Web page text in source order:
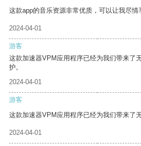
这款app的音乐资源非常优质，可以让我尽情
2024-04-01
游客
这款加速器VPM应用程序已经为我们带来了
护。
2024-04-01
游客
这款加速器VPM应用程序已经为我们带来了
2024-04-01